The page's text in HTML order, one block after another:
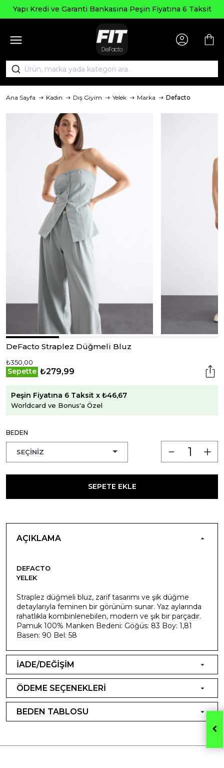
Yapı Kredi ve Garanti Bankasına Peşin Fiyatına 6 Taksit
Ana Sayfa Kadın Dış Giyim Yelek Marka Defacto
DeFacto Straplez Düğmeli Bluz
₺350,00
Sepette ₺279,99
Peşin Fiyatına 6 Taksit x ₺46,67
Worldcard ve Bonus'a Özel
BEDEN
SEPETE EKLE
AÇIKLAMA
DEFACTO
YELEK
Straplez düğmeli bluz, zarif tasarımı ve şık düğme
detaylarıyla feminen bir görünüm sunar. Yaz aylarında
rahatlıkla kombinlenebilen, modern ve şık bir parçadır.
Pamuk 100% Manken Bedeni: Göğüs: 83 Boy: 1,81
Basen: 90 Bel: 58
İADE/DEĞİŞİM
ÖDEME SEÇENEKLERİ
BEDEN TABLOSU